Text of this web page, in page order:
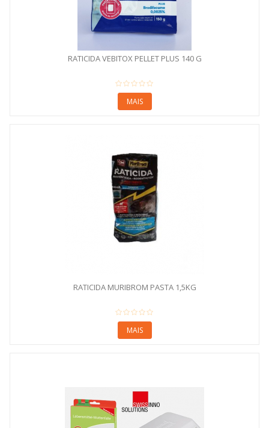
RATICIDA VEBITOX PELLET PLUS 140 G
MAIS
RATICIDA MURIBROM PASTA 1,5KG
MAIS